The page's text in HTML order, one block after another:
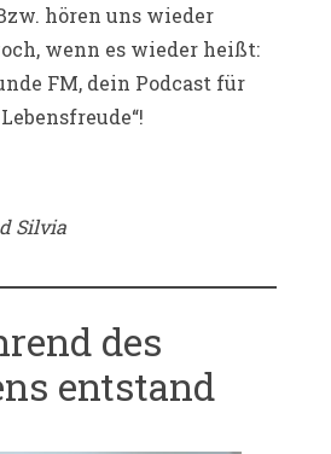
hören uns wieder
wenn es wieder heißt:
FM, dein Podcast für
Silvia
des
entstand